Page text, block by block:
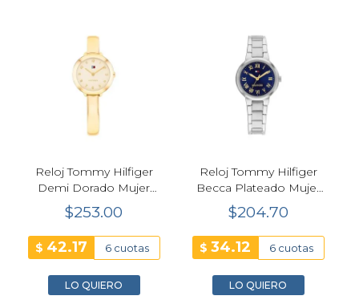
Reloj Tommy Hilfiger
Demi Dorado Mujer
26mm
$253.00
$ 42.17 6 cuotas
LO QUIERO
Reloj Tommy Hilfiger
Becca Plateado Mujer
28mm
$204.70
$34.12 6 cuotas
LO QUIERO